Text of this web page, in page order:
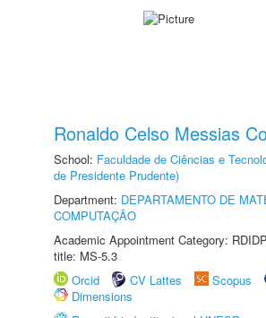
Ronaldo Celso Messias
School: Faculdade de Ciências e
de Presidente Prudente)
Department: DEPARTAMENTO DE
COMPUTAÇÃO
Academic Appointment Category:
title: MS-5.3
Orcid
CV Lattes Scopus
Dimensions